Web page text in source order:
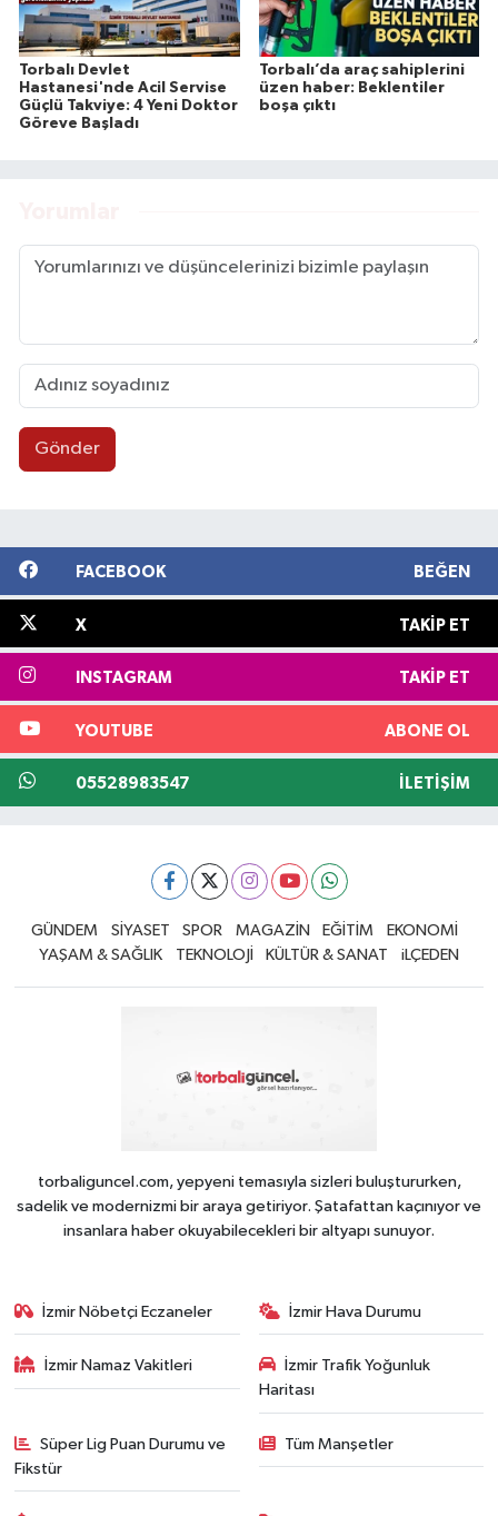
Torbalı Devlet
Hastanesi'nde Acil Servise
Güçlü Takviye: 4 Yeni Doktor
Göreve Başladı
Torbalı’da araç sahiplerini
üzen haber: Beklentiler
boşa çıktı
Gönder
FACEBOOK BEĞEN
X TAKIP ET
INSTAGRAM TAKIP ET
YOUTUBE ABONE OL
05528983547 İLETIŞIM
GÜNDEM SİYASET SPOR MAGAZİN EĞİTİM
EKONOMİ
YAŞAM & SAĞLIK
TEKNOLOJİ KÜLTÜR & SANAT iLÇEDEN
torbaliguncel.com, yepyeni temasıyla sizleri buluştururken,
sadelik ve modernizmi bir araya getiriyor. Şatafattan kaçınıyor ve
insanlara haber okuyabilecekleri bir altyapı sunuyor.
İzmir Nöbetçi Eczaneler İzmir Hava Durumu
İzmir Namaz Vakitleri
İzmir Trafik Yoğunluk
Haritası
Süper Lig Puan Durumu ve
Fikstür
Tüm Manşetler